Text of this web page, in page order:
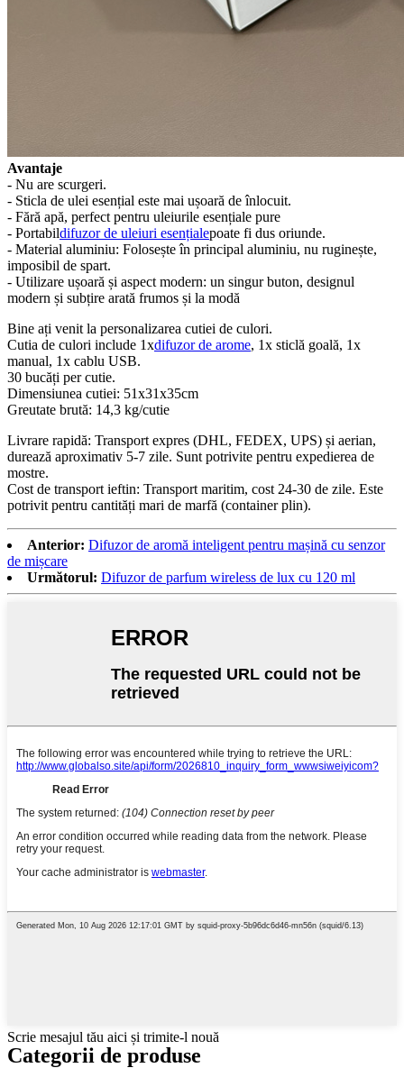
Avantaje
- Nu are scurgeri.
- Sticla de ulei esențial este mai ușoară de înlocuit.
- Fără apă, perfect pentru uleiurile esențiale pure
- Portabildifuzor de uleiuri esențialepoate fi dus oriunde.
- Material aluminiu: Folosește în principal aluminiu, nu ruginește,
imposibil de spart.
- Utilizare ușoară și aspect modern: un singur buton, designul
modern și subțire arată frumos și la modă
Bine ați venit la personalizarea cutiei de culori.
Cutia de culori include 1xdifuzor de arome, 1x sticlă goală, 1x
manual, 1x cablu USB.
30 bucăți per cutie.
Dimensiunea cutiei: 51x31x35cm
Greutate brută: 14,3 kg/cutie
Livrare rapidă: Transport expres (DHL, FEDEX, UPS) și aerian,
durează aproximativ 5-7 zile. Sunt potrivite pentru expedierea de
mostre.
Cost de transport ieftin: Transport maritim, cost 24-30 de zile. Este
potrivit pentru cantități mari de marfă (container plin).
Anterior: Difuzor de aromă inteligent pentru mașină cu senzor
de mișcare
Următorul: Difuzor de parfum wireless de lux cu 120 ml
Scrie mesajul tău aici și trimite-l nouă
Categorii de produse